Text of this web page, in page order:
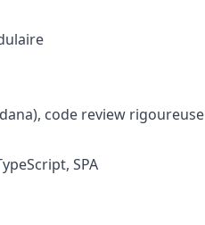
code review rigoureuse
SPA